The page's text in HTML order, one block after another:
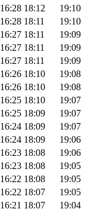
16:28 18:12
19:10
16:28 18:11
19:10
16:27 18:11
19:09
16:27 18:11
19:09
16:27 18:11
19:09
16:26 18:10
19:08
16:26 18:10
19:08
16:25 18:10
19:07
16:25 18:09
19:07
16:24 18:09
19:07
16:24 18:09
19:06
16:23 18:08
19:06
16:23 18:08
19:05
16:22 18:08
19:05
16:22 18:07
19:05
16:21 18:07
19:04